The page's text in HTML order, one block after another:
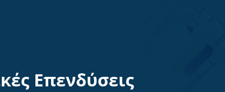
Επενδύσεις